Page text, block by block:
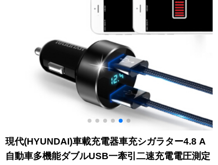
現代(HYUNDAI)車載充電器車充シガラター4.8 A
自動車多機能ダブルUSB一牽引二速充電電圧測定